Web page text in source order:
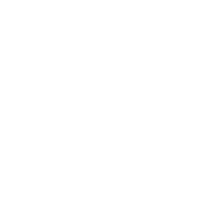
comme Claude et ChatGPT peuvent utiliser pour gerer
pour les limites actuelles.